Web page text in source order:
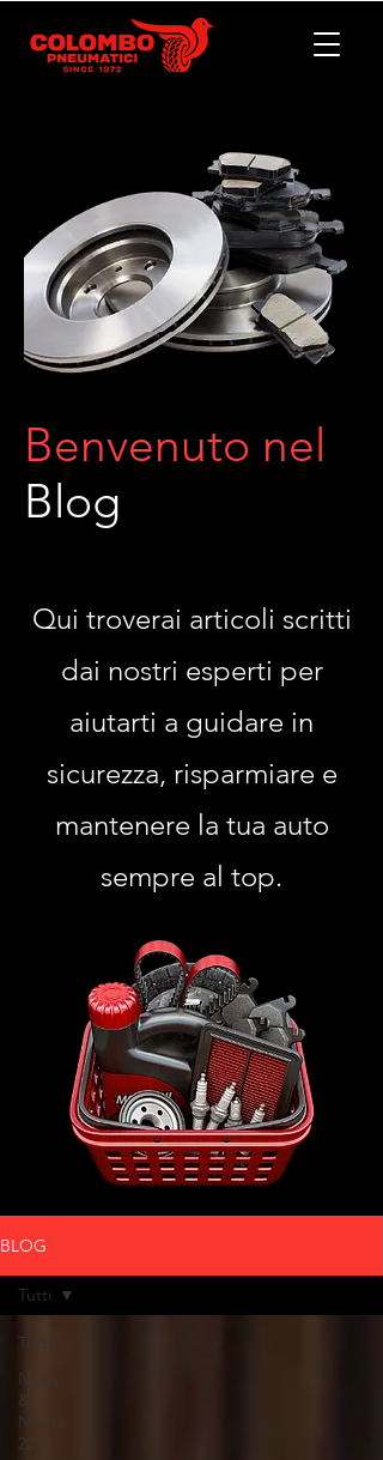
Benvenuto nel
Blog
Qui troverai articoli scritti
dai nostri esperti per
aiutarti a guidare in
sicurezza, risparmiare e
mantenere la tua auto
sempre al top.
BLOG
Tutti
News
&
Novità
2025
Tutti